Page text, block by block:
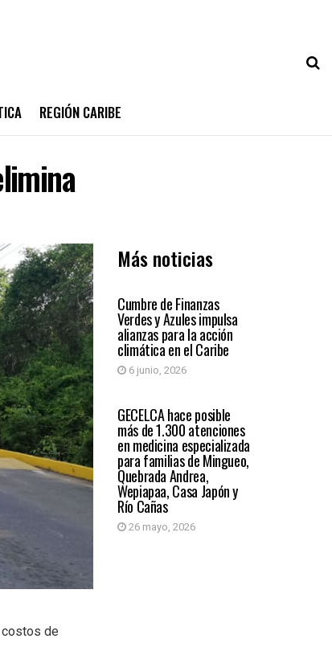
REGIÓN CARIBE
Más noticias
REGIÓN CARIBE
Cumbre de Finanzas
Verdes y Azules impulsa
alianzas para la acción
climática en el Caribe
6 junio, 2026
REGIÓN CARIBE
GECELCA hace posible
más de 1.300 atenciones
en medicina especializada
para familias de Mingueo,
Quebrada Andrea,
Wepiapaa, Casa Japón y
Río Cañas
26 mayo, 2026
costos de